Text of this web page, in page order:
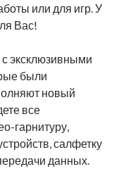
или для игр. У
Вас!
эксклюзивными
были
​​новый
все
гарнитуру,
салфетку
данных.